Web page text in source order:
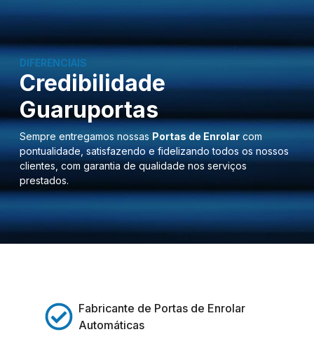
DIFERENCIAIS
Credibilidade
Guaruportas
Sempre entregamos nossas Portas de Enrolar com
pontualidade, satisfazendo e fidelizando todos os nossos
clientes, com garantia de qualidade nos serviços
prestados.
Fabricante de Portas de Enrolar
Automáticas